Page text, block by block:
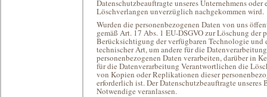
Datenschutzbeauftragte unseres Unternehmens
Löschverlangen unverzüglich nachgekommen wird.
Wurden die personenbezogenen Daten von uns
gemäß Art. 17 Abs. 1 EU-DSGVO zur Löschung
Berücksichtigung der verfügbaren Technologie und
technischer Art, um andere für die
personenbezogenen Daten verarbeiten, darüber in
für die Datenverarbeitung Verantwortlichen die
von Kopien oder Replikationen dieser
erforderlich ist. Der Datenschutzbeauftragte
Notwendige veranlassen.